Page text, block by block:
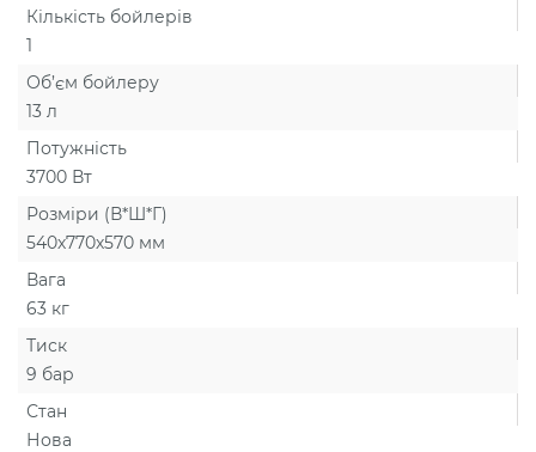
Кількість бойлерів
1
Об’єм бойлеру
13 л
Потужність
3700 Вт
Розміри (В*Ш*Г)
540х770х570 мм
Вага
63 кг
Тиск
9 бар
Стан
Нова